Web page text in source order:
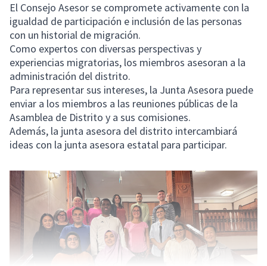
El Consejo Asesor se compromete activamente con la
igualdad de participación e inclusión de las personas
con un historial de migración.
Como expertos con diversas perspectivas y
experiencias migratorias, los miembros asesoran a la
administración del distrito.
Para representar sus intereses, la Junta Asesora puede
enviar a los miembros a las reuniones públicas de la
Asamblea de Distrito y a sus comisiones.
Además, la junta asesora del distrito intercambiará
ideas con la junta asesora estatal para participar.